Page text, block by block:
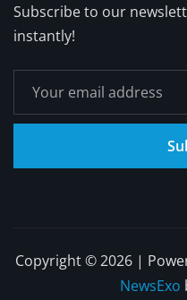
Subscribe to our
instantly!
Copyright © 2026 |
NewsExo